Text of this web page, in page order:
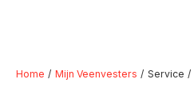
Home Mijn Veenvesters Service